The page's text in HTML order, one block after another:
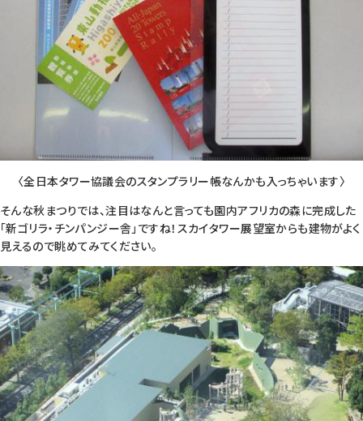
〈全日本タワー協議会のスタンプラリー帳なんかも入っちゃいます〉
そんな秋まつりでは、注目はなんと言っても園内アフリカの森に完成した
「新ゴリラ・チンパンジー舎」ですね！スカイタワー展望室からも建物がよく
見えるので眺めてみてください。